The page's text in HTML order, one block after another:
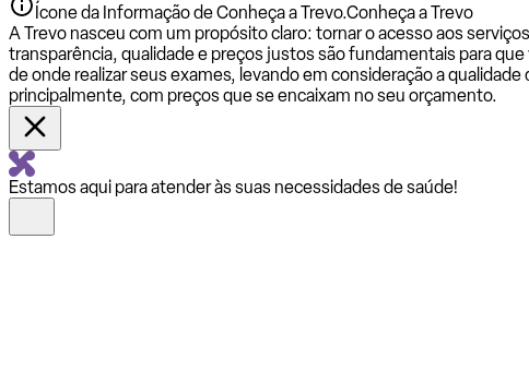
Ícone da Informação de Conheça a Trevo.Conheça a Trevo
A Trevo nasceu com um propósito claro: tornar o acesso aos
transparência, qualidade e preços justos são fundamentais para
de onde realizar seus exames, levando em consideração a
principalmente, com preços que se encaixam no seu orçamento.
Estamos aqui para atender às suas necessidades de saúde!